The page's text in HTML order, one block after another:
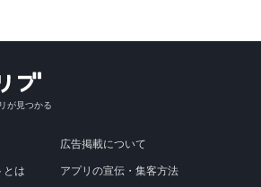
が見つかる
とは
広告掲載について
アプリの宣伝・集客方法